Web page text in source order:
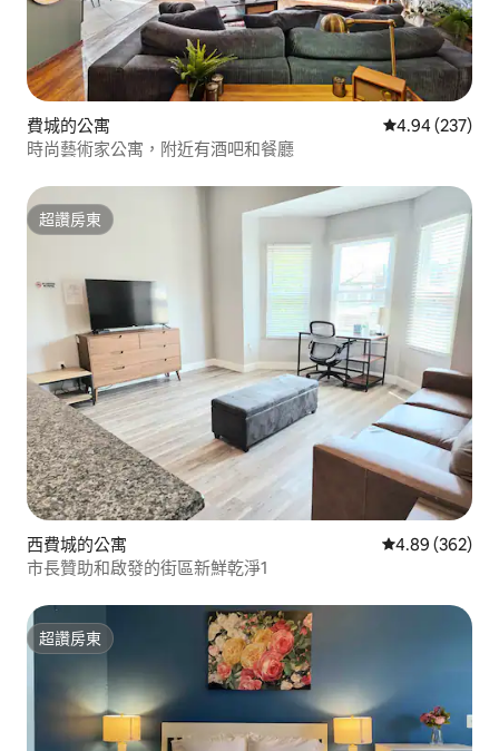
費城的公寓 從 237 則評價
4.94 (237)
時尚藝術家公寓，附近有酒吧和餐廳
超讚房東
超讚房東
西費城的公寓 從 362 則評價
4.89 (362)
市長贊助和啟發的街區新鮮乾淨1
超讚房東
超讚房東